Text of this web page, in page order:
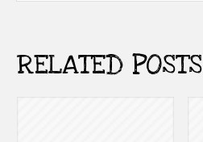
RELATED POSTS